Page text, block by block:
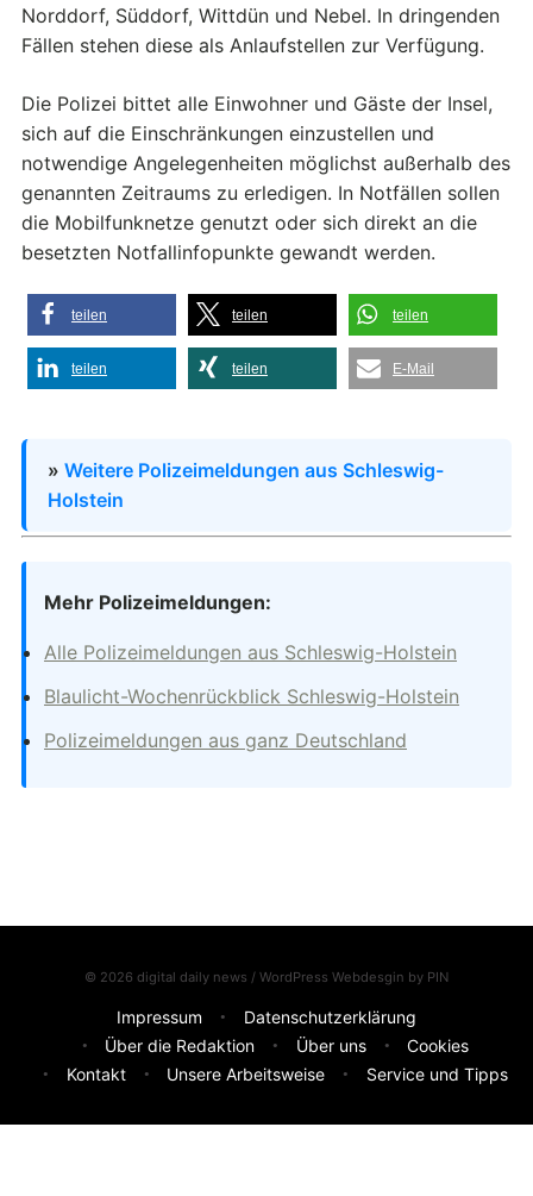
Norddorf, Süddorf, Wittdün und Nebel. In dringenden
Fällen stehen diese als Anlaufstellen zur Verfügung.
Die Polizei bittet alle Einwohner und Gäste der Insel,
sich auf die Einschränkungen einzustellen und
notwendige Angelegenheiten möglichst außerhalb des
genannten Zeitraums zu erledigen. In Notfällen sollen
die Mobilfunknetze genutzt oder sich direkt an die
besetzten Notfallinfopunkte gewandt werden.
teilen teilen teilen
teilen teilen E-Mail
» Weitere Polizeimeldungen aus Schleswig-
Holstein
Mehr Polizeimeldungen:
Alle Polizeimeldungen aus Schleswig-Holstein
Blaulicht-Wochenrückblick Schleswig-Holstein
Polizeimeldungen aus ganz Deutschland
© 2026 digital daily news / WordPress Webdesgin by PIN
Impressum
Datenschutzerklärung
Über die Redaktion
Über uns
Cookies
Kontakt
Unsere Arbeitsweise Service und Tipps